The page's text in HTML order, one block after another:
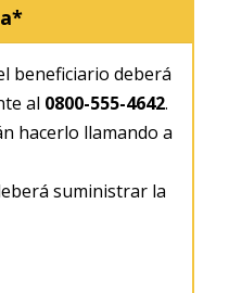
beneficiario deberá
al 0800-555-4642.
hacerlo llamando a
suministrar la